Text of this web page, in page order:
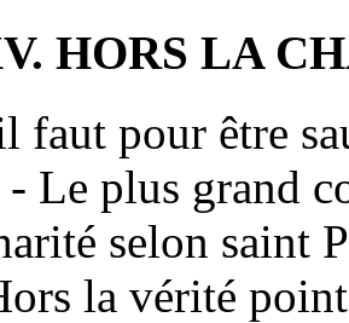
HORS LA
faut pour être
Le plus grand
selon saint
la vérité